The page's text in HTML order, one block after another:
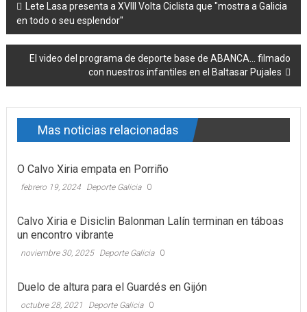
Post navigation
Lete Lasa presenta a XVIII Volta Ciclista que "mostra a Galicia
en todo o seu esplendor"
El video del programa de deporte base de ABANCA… filmado
con nuestros infantiles en el Baltasar Pujales
Mas noticias relacionadas
O Calvo Xiria empata en Porriño
febrero 19, 2024 Deporte Galicia 0
Calvo Xiria e Disiclin Balonman Lalín terminan en táboas
un encontro vibrante
noviembre 30, 2025 Deporte Galicia 0
Duelo de altura para el Guardés en Gijón
octubre 28, 2021 Deporte Galicia 0